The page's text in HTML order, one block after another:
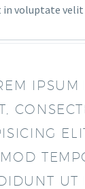
voluptate velit
UT